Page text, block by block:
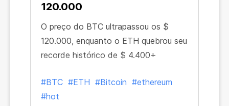
120.000
O preço do BTC ultrapassou os $
120.000, enquanto o ETH quebrou seu
recorde histórico de $ 4.400+
#BTC #ETH #Bitcoin #ethereum
#hot